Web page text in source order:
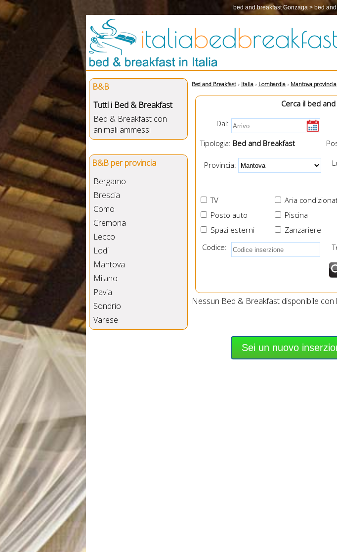
bed and breakfast Gonzaga > bed
B&B
Tutti i Bed & Breakfast
Bed & Breakfast con
animali ammessi
B&B per provincia
Bergamo
Brescia
Como
Cremona
Lecco
Lodi
Mantova
Milano
Pavia
Sondrio
Varese
Bed and Breakfast Italia Lombardia Mantova provincia
Cerca il bed
Dal:
Tipologia: Bed and Breakfast
Provincia:
TV Aria
Posto auto
Piscina
Spazi esterni
Zanzariere
Codice:
Nessun Bed & Breakfast disponibile
Sei un nuovo